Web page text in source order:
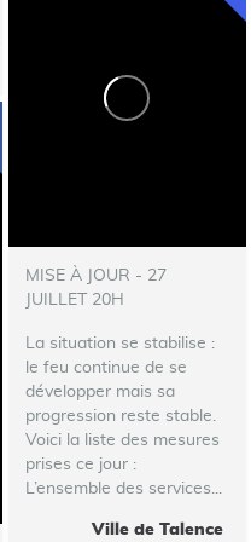
MISE À JOUR - 27
JUILLET 20H
La situation se stabilise :
le feu continue de se
développer mais sa
progression reste stable.
Voici la liste des mesures
prises ce jour :
L’ensemble des services...
Ville de Talence